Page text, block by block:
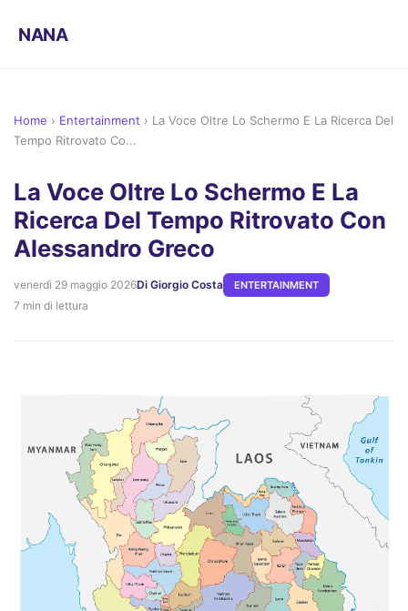
NANA
Home › Entertainment › La Voce Oltre Lo Schermo E La Ricerca Del
Tempo Ritrovato Co...
La Voce Oltre Lo Schermo E La
Ricerca Del Tempo Ritrovato Con
Alessandro Greco
venerdì 29 maggio 2026Di Giorgio Costa ENTERTAINMENT
7 min di lettura